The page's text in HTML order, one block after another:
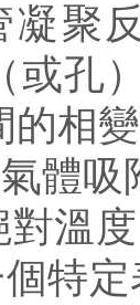
凝聚
或孔
相變
體吸
度
特